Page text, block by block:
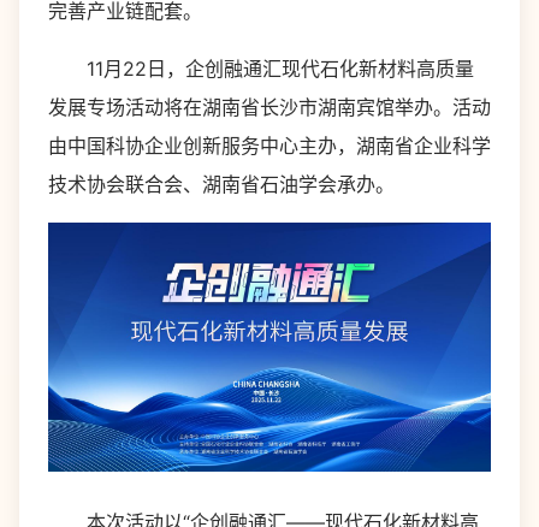
完善产业链配套。
11月22日，企创融通汇现代石化新材料高质量
发展专场活动将在湖南省长沙市湖南宾馆举办。活动
由中国科协企业创新服务中心主办，湖南省企业科学
技术协会联合会、湖南省石油学会承办。
本次活动以“企创融通汇——现代石化新材料高